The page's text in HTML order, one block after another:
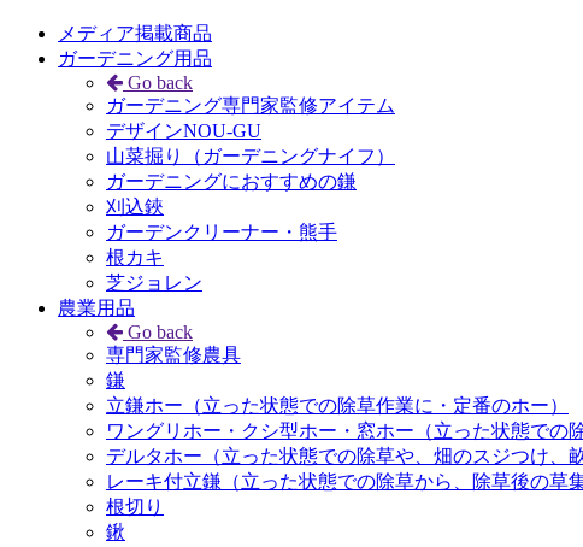
メディア掲載商品
ガーデニング用品
Go back
ガーデニング専門家監修アイテム
デザインNOU-GU
山菜掘り（ガーデニングナイフ）
ガーデニングにおすすめの鎌
刈込鋏
ガーデンクリーナー・熊手
根カキ
芝ジョレン
農業用品
Go back
専門家監修農具
鎌
立鎌ホー（立った状態での除草作業に・定番のホー）
ワングリホー・クシ型ホー・窓ホー（立った状態での
デルタホー（立った状態での除草や、畑のスジつけ、
レーキ付立鎌（立った状態での除草から、除草後の草
根切り
鍬